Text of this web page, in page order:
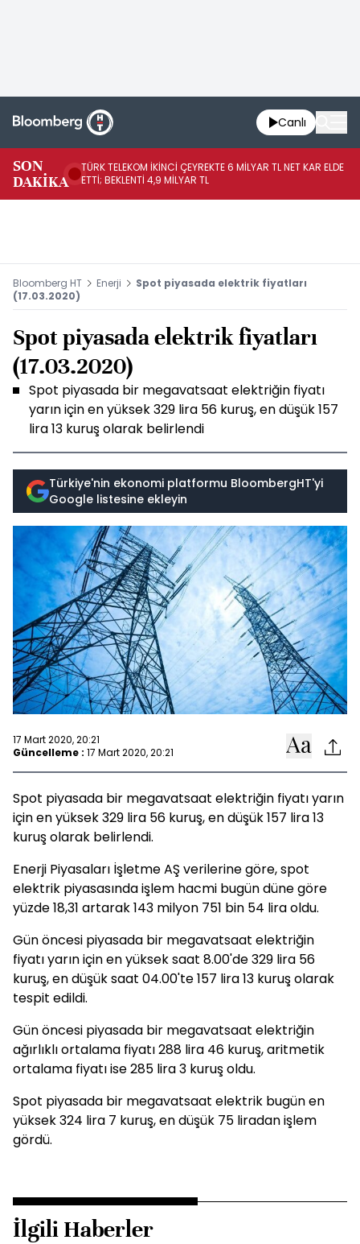
Canlı
SON
DAKİKA
TÜRK TELEKOM İKİNCİ ÇEYREKTE 6 MİLYAR TL NET KAR ELDE
ETTİ; BEKLENTİ 4,9 MİLYAR TL
Bloomberg HT Enerji
Spot piyasada elektrik fiyatları
(17.03.2020)
Spot piyasada elektrik fiyatları
(17.03.2020)
Spot piyasada bir megavatsaat elektriğin fiyatı
yarın için en yüksek 329 lira 56 kuruş, en düşük 157
lira 13 kuruş olarak belirlendi
Türkiye'nin ekonomi platformu BloombergHT'yi
Google listesine ekleyin
17 Mart 2020, 20:21
Güncelleme : 17 Mart 2020, 20:21
Spot piyasada bir megavatsaat elektriğin fiyatı yarın
için en yüksek 329 lira 56 kuruş, en düşük 157 lira 13
kuruş olarak belirlendi.
Enerji Piyasaları İşletme AŞ verilerine göre, spot
elektrik piyasasında işlem hacmi bugün düne göre
yüzde 18,31 artarak 143 milyon 751 bin 54 lira oldu.
Gün öncesi piyasada bir megavatsaat elektriğin
fiyatı yarın için en yüksek saat 8.00'de 329 lira 56
kuruş, en düşük saat 04.00'te 157 lira 13 kuruş olarak
tespit edildi.
Gün öncesi piyasada bir megavatsaat elektriğin
ağırlıklı ortalama fiyatı 288 lira 46 kuruş, aritmetik
ortalama fiyatı ise 285 lira 3 kuruş oldu.
Spot piyasada bir megavatsaat elektrik bugün en
yüksek 324 lira 7 kuruş, en düşük 75 liradan işlem
gördü.
İlgili Haberler